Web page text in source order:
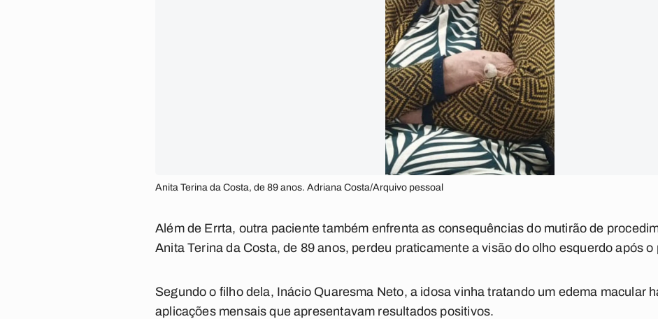
Anita Terina da Costa, de 89 anos. Adriana Costa/Arquivo pessoal
Além de Errta, outra paciente também enfrenta as consequências do mutirão de
Anita Terina da Costa, de 89 anos, perdeu praticamente a visão do olho esquerdo após o
Segundo o filho dela, Inácio Quaresma Neto, a idosa vinha tratando um edema macular
aplicações mensais que apresentavam resultados positivos.